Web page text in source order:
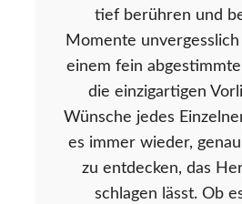
tief berühren und
Momente
einem fein
die einzigartigen
Wünsche jedes
es immer wieder,
zu entdecken, das
schlagen lässt. Ob